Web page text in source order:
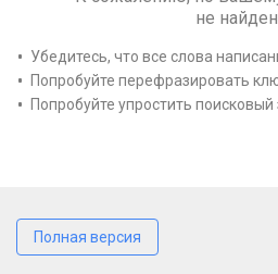
не
Убедитесь, что все слова
Попробуйте перефразировать
Попробуйте упростить поисковый
Полная версия